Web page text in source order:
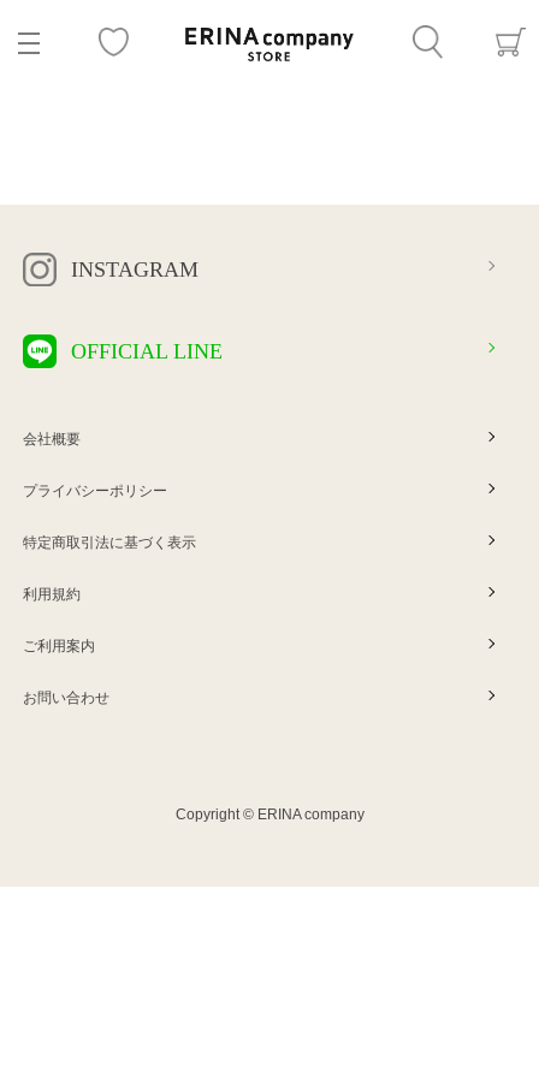
INSTAGRAM
OFFICIAL LINE
会社概要
プライバシーポリシー
特定商取引法に基づく表示
利用規約
ご利用案内
お問い合わせ
Copyright © ERINA company